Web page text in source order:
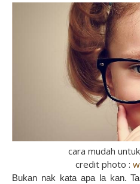
cara mudah
credit photo :
Bukan nak kata apa la kan.